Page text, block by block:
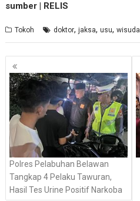
sumber | RELIS
Tokoh doktor,jaksa,usu,wisuda
Navigasi
pos
Polres Pelabuhan Belawan
Tangkap 4 Pelaku Tawuran,
Hasil Tes Urine Positif Narkoba